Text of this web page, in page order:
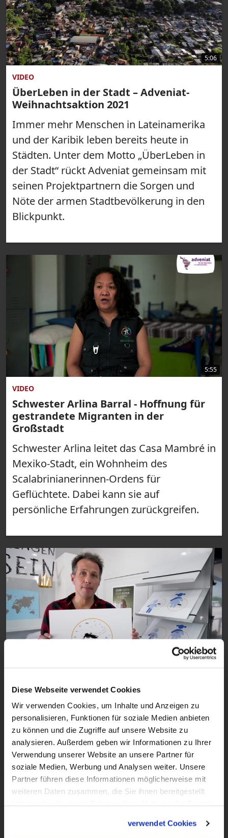
Diese Webseite verwendet Cookies
Wir verwenden Cookies, um Inhalte und Anzeigen zu
personalisieren, Funktionen für soziale Medien anbieten
zu können und die Zugriffe auf unsere Website zu
analysieren. Außerdem geben wir Informationen zu Ihrer
Verwendung unserer Website an unsere Partner für
soziale Medien, Werbung und Analysen weiter. Unsere
Partner führen diese Informationen möglicherweise mit
weiteren Daten zusammen, die Sie ihnen bereitgestellt
verwendet Cookies
5:06
VIDEO
ÜberLeben in der Stadt – Adveniat-
Weihnachtsaktion 2021
Immer mehr Menschen in Lateinamerika
und der Karibik leben bereits heute in
Städten. Unter dem Motto „ÜberLeben in
der Stadt“ rückt Adveniat gemeinsam mit
seinen Projektpartnern die Sorgen und
Nöte der armen Stadtbevölkerung in den
Blickpunkt.
5:55
VIDEO
Schwester Arlina Barral - Hoffnung für
gestrandete Migranten in der
Großstadt
Schwester Arlina leitet das Casa Mambré in
Mexiko-Stadt, ein Wohnheim des
Scalabrinianerinnen-Ordens für
Geflüchtete. Dabei kann sie auf
persönliche Erfahrungen zurückgreifen.
25:10
Gesund werden – gesund bleiben
Der Film zur Aktion Dreikönigssingen 2022
von und mit Willi Weitzel